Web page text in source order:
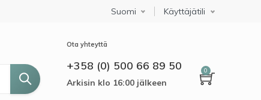
Select your language
Suomi Käyttäjätili
Ota yhteyttä
+358 (0) 500 66 89 50
Arkisin klo 16:00 jälkeen
0